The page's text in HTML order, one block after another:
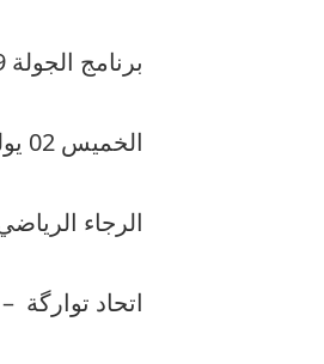
برنامج الجولة 29 من البطولة الإحترافية
الخميس 02 يوليوز 2026
الرجاء
اتحاد توارگة –